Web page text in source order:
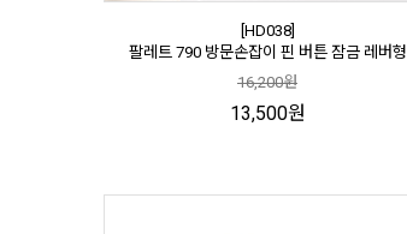
[HD038]
팔레트 790 방문손잡이 핀 버튼 잠금 레버형
16,200원
13,500원